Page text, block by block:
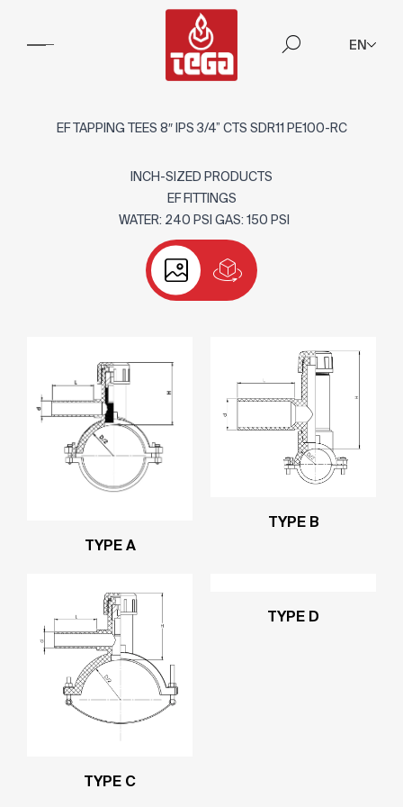
EN
EF TAPPING TEES 8″ IPS 3/4” CTS SDR11 PE100-RC
INCH-SIZED PRODUCTS
EF FITTINGS
WATER: 240 PSI GAS: 150 PSI
TYPE A
TYPE B
TYPE C
TYPE D